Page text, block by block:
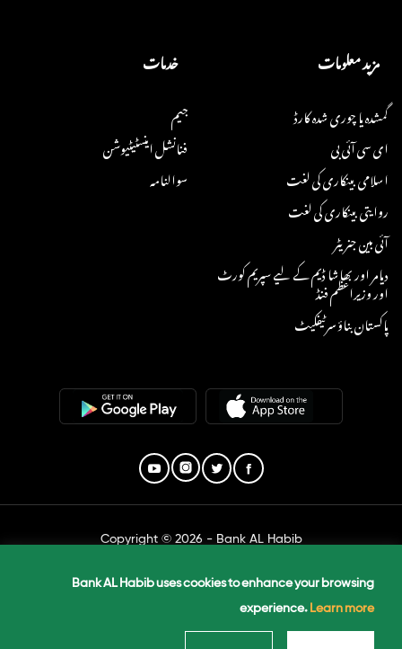
مزید معلومات
گمشدہ یا چوری شدہ کارڈ
ای سی آئی بی
اسلامی بینکاری کی لغت
روایتی بینکاری کی لغت
آئی بین جنریٹر
دیامر اور بھاشا ڈیم کے لیے سپریم کورٹ
اور وزیراعظم فنڈ
پاکستان بناؤ سرٹیفکیٹ
خدمات
جیم
فنانشل اینسٹیٹیوشن
سوالنامہ
Bank AL Habib uses cookies to enhance your browsing
experience.Learn more
Copyright © 2026 - Bank AL Habib
Created by The Marketing Unit